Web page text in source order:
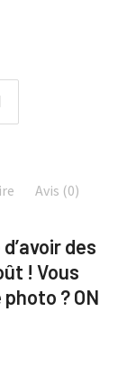
Avis (0)
des
! Vous
? ON